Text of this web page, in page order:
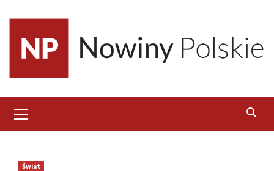
content
Menu
Świat